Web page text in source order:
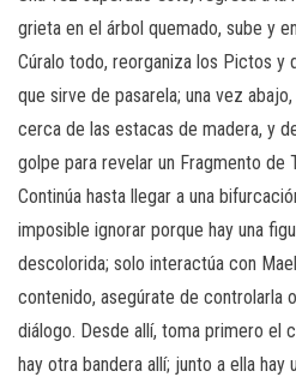
grieta en el árbol quemado, sube y
Cúralo todo, reorganiza los Pictos y
que sirve de pasarela; una vez
cerca de las estacas de madera, y
golpe para revelar un Fragmento de
Continúa hasta llegar a una
imposible ignorar porque hay una
descolorida; solo interactúa con
contenido, asegúrate de controlarla
diálogo. Desde allí, toma primero el
hay otra bandera allí; junto a ella hay